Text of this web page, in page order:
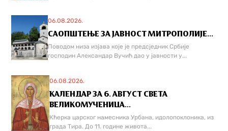
06.08.2026.
САОПШТЕЊЕ ЗА ЈАВНОСТ МИТРОПОЛИЈЕ...
Поводом низа изјава које је предсједник Србије
господин Александар Вучић дао у јавности у...
06.08.2026.
КАЛЕНДАР ЗА 6. АВГУСТ СВЕТА
ВЕЛИКОМУЧЕНИЦА...
Кћерка царског намесника Урбана, идолопоклоника, из
града Тира. До 11. године живота...